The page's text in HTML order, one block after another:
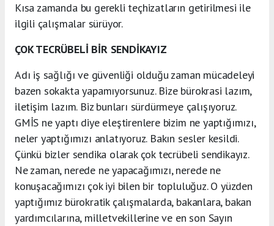
Kısa zamanda bu gerekli teçhizatların getirilmesi ile
ilgili çalışmalar sürüyor.
ÇOK TECRÜBELİ BİR SENDİKAYIZ
Adı iş sağlığı ve güvenliği olduğu zaman mücadeleyi
bazen sokakta yapamıyorsunuz. Bize bürokrasi lazım,
iletişim lazım. Biz bunları sürdürmeye çalışıyoruz.
GMİS ne yaptı diye eleştirenlere bizim ne yaptığımızı,
neler yaptığımızı anlatıyoruz. Bakın sesler kesildi.
Çünkü bizler sendika olarak çok tecrübeli sendikayız.
Ne zaman, nerede ne yapacağımızı, nerede ne
konuşacağımızı çok iyi bilen bir topluluğuz. O yüzden
yaptığımız bürokratik çalışmalarda, bakanlara, bakan
yardımcılarına, milletvekillerine ve en son Sayın